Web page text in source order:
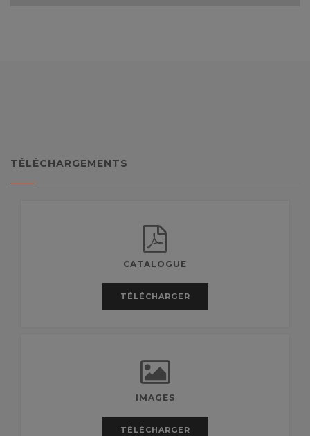
TÉLÉCHARGEMENTS
CATALOGUE
TÉLÉCHARGER
IMAGES
TÉLÉCHARGER